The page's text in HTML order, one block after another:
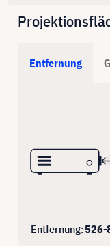
Entfernung
Entfernung:526-